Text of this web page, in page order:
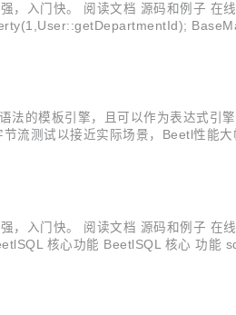
，入门快。 阅读文档 源码和例子 在
BaseMapper @Auto
法的模板引擎，且可以作为表达式引
流测试以接近实际场景，Beetl性能
，入门快。 阅读文档 源码和例子 在
核心功能 BeetlSQL 核心 功能